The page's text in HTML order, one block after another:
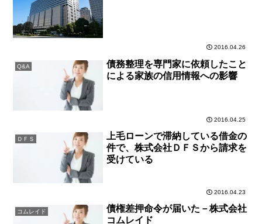
2016.04.26
Q&A
債務整理を専門家に依頼したこと
による家族の信用情報への影響
2016.04.25
ＤＦＳ
上毛ローンで滞納している借金の
件で、株式会社ＤＦＳから請求を
受けている
2016.04.23
コムレイド
債権差押命令が届いた－株式会社
コムレイド